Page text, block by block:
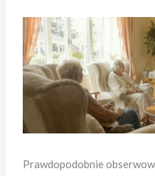
Prawdopodobnie